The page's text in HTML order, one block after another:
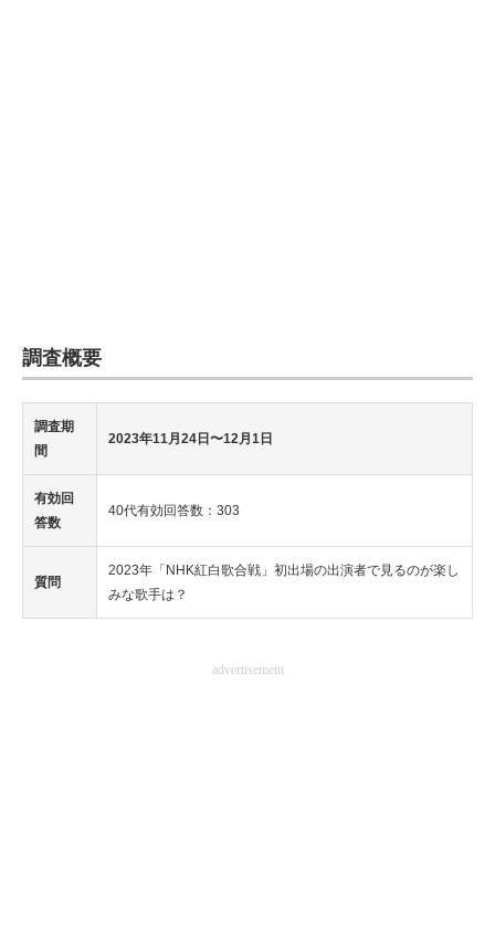
調査概要
調査期
間
2023年11月24日〜12月1日
有効回
答数
40代有効回答数：303
質問
2023年「NHK紅白歌合戦」初出場の出演者で見るのが楽し
みな歌手は？
advertisement